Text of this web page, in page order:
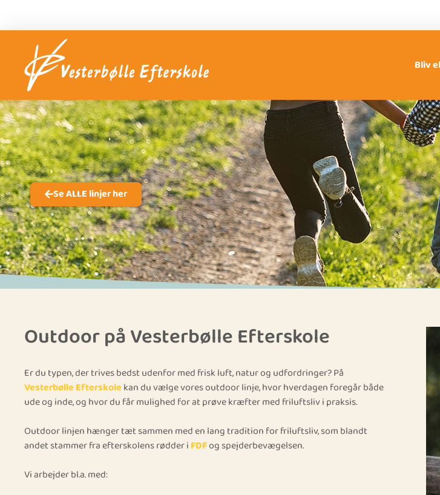
Bliv
Se ALLE linjer her
Outdoor på Vesterbølle Efterskole
Er du typen, der trives bedst udenfor med frisk luft, natur og udfordringer? På
Vesterbølle Efterskole kan du vælge vores outdoor linje, hvor hverdagen foregår både
ude og inde, og hvor du får mulighed for at prøve kræfter med friluftsliv i praksis.
Outdoor linjen hænger tæt sammen med en lang tradition for friluftsliv, som blandt
andet stammer fra efterskolens rødder i FDFog spejderbevægelsen.
Vi arbejder bl.a. med: